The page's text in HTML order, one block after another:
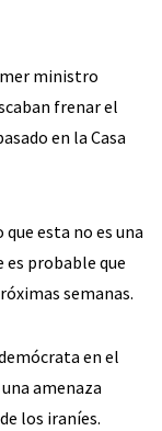
ministro
frenar el
en la Casa
esta no es una
es probable que
semanas.
en el
amenaza
los iraníes.